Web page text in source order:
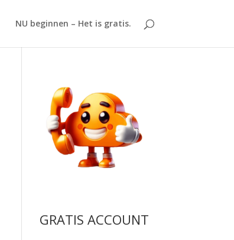
NU beginnen – Het is gratis.
GRATIS ACCOUNT